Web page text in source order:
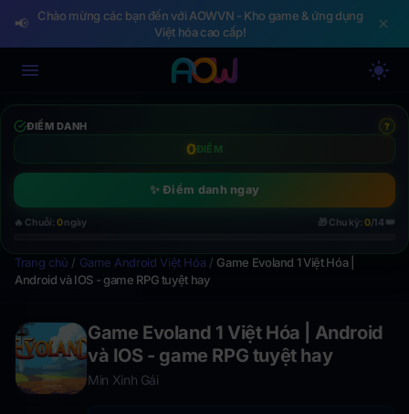
📢
Chào mừng các bạn đến với AOWVN - Kho game & ứng dụng
Việt hóa cao cấp!
ĐIỂM DANH ?
0ĐIỂM
✨ Điểm danh ngay
🔥 Chuỗi: 0ngày 🎁 Chu kỳ:0/14 👑
Trang chủ / Game Android Việt Hóa / Game Evoland 1 Việt Hóa |
Android và IOS - game RPG tuyệt hay
Game Evoland 1 Việt Hóa | Android
và IOS - game RPG tuyệt hay
Min Xinh Gái